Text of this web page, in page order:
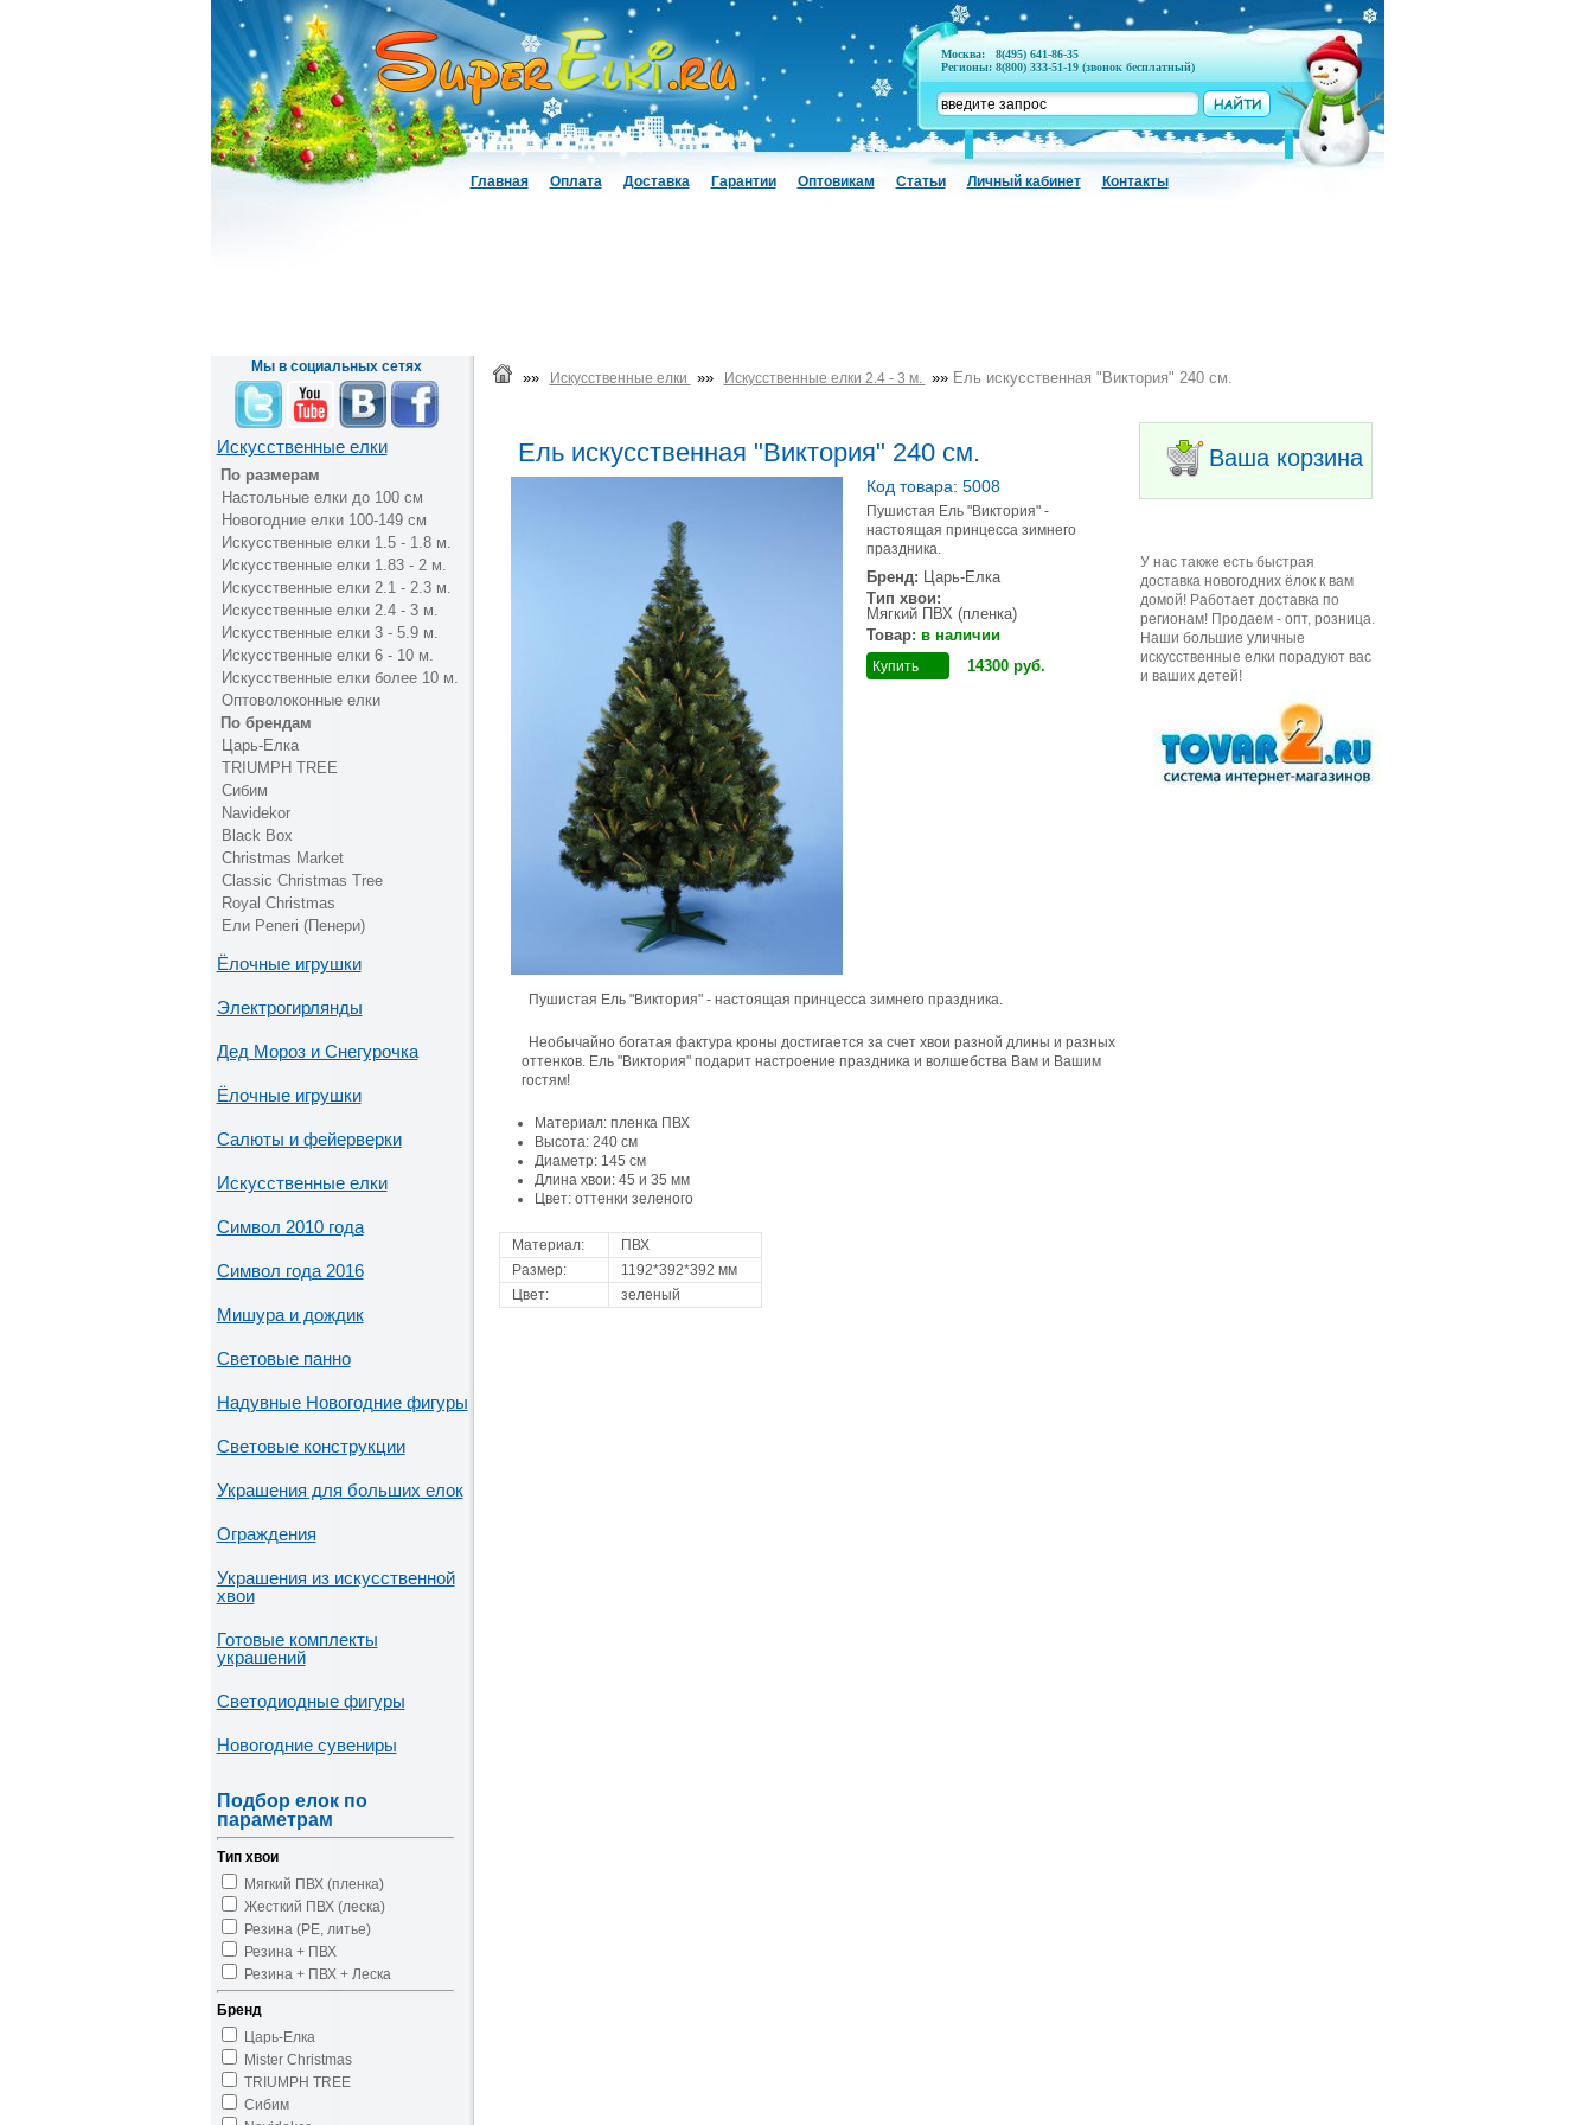
Москва:
8(495) 641-86-35
Регионы: 8(800) 333-51-19 (звонок бесплатный)
Главная Оплата Доставка Гарантии Оптовикам Статьи Личный кабинет Контакты
Ваша корзина
У нас также есть быстрая
доставка новогодних ёлок к вам
домой! Работает доставка по
регионам! Продаем - опт, розница.
Наши большие уличные
искусственные елки порадуют вас
и ваших детей!
Мы в социальных сетях
Искусственные елки
По размерам
Настольные елки до 100 см
Новогодние елки 100-149 см
Искусственные елки 1.5 - 1.8 м.
Искусственные елки 1.83 - 2 м.
Искусственные елки 2.1 - 2.3 м.
Искусственные елки 2.4 - 3 м.
Искусственные елки 3 - 5.9 м.
Искусственные елки 6 - 10 м.
Искусственные елки более 10 м.
Оптоволоконные елки
По брендам
Царь-Елка
TRIUMPH TREE
Сибим
Navidekor
Black Box
Christmas Market
Classic Christmas Tree
Royal Christmas
Ели Peneri (Пенери)
Ёлочные игрушки
Электрогирлянды
Дед Мороз и Снегурочка
Ёлочные игрушки
Салюты и фейерверки
Искусственные елки
Символ 2010 года
Символ года 2016
Мишура и дождик
Световые панно
Надувные Новогодние фигуры
Световые конструкции
Украшения для больших елок
Ограждения
Украшения из искусственной
хвои
Готовые комплекты
украшений
Светодиодные фигуры
Новогодние сувениры
Подбор елок по
параметрам
Тип хвои
Мягкий ПВХ (пленка)
Жесткий ПВХ (леска)
Резина (PE, литье)
Резина + ПВХ
Резина + ПВХ + Леска
Бренд
Царь-Елка
Mister Christmas
TRIUMPH TREE
Сибим
»» Искусственные елки »» Искусственные елки 2.4 - 3 м. »» Ель искусственная "Виктория" 240 см.
Ель искусственная "Виктория" 240 см.
Код товара: 5008
Пушистая Ель "Виктория" -
настоящая принцесса зимнего
праздника.
Бренд: Царь-Елка
Тип хвои:
Мягкий ПВХ (пленка)
Товар: в наличии
Купить 14300 руб.
Пушистая Ель "Виктория" - настоящая принцесса зимнего праздника.
Необычайно богатая фактура кроны достигается за счет хвои разной длины и разных
оттенков. Ель "Виктория" подарит настроение праздника и волшебства Вам и Вашим
гостям!
Материал: пленка ПВХ
Высота: 240 см
Диаметр: 145 см
Длина хвои: 45 и 35 мм
Цвет: оттенки зеленого
Материал:
ПВХ
Размер:
1192*392*392 мм
Цвет:
зеленый